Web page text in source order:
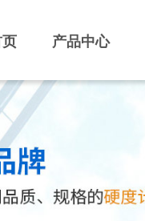
页 产品中心